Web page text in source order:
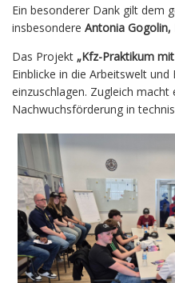
Ein besonderer Dank gilt dem
insbesondere Antonia
Das Projekt „Kfz-Praktikum
Einblicke in die Arbeitswelt
einzuschlagen. Zugleich macht
Nachwuchsförderung in